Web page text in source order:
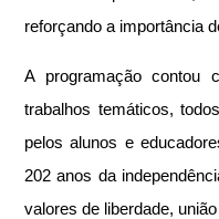
reforçando a importância
A programação contou
trabalhos temáticos,
pelos alunos e
202 anos da
valores de liberdade,